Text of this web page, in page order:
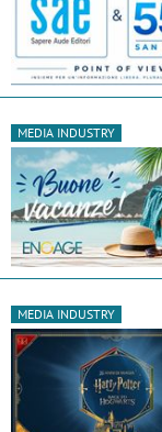
MEDIA INDUSTRY
MEDIA INDUSTRY